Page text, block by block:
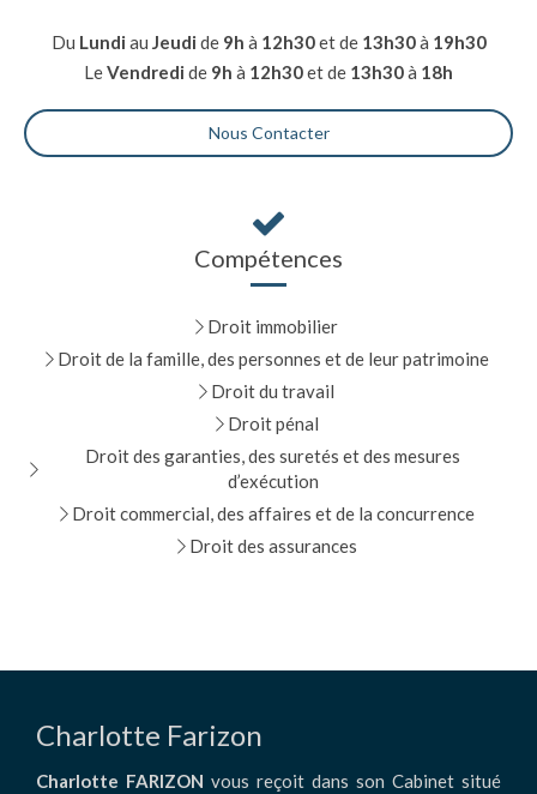
Du Lundi au Jeudi de 9h à 12h30et de 13h30à 19h30
LeVendredi de 9h à 12h30et de 13h30à 18h
Nous Contacter
Compétences
Droit immobilier
Droit de la famille, des personnes et de leur patrimoine
Droit du travail
Droit pénal
Droit des garanties, des suretés et des mesures
d’exécution
Droit commercial, des affaires et de la concurrence
Droit des assurances
Charlotte Farizon
Charlotte FARIZON vous reçoit dans son Cabinet situé